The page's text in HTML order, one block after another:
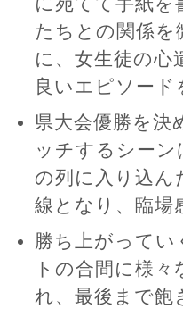
たちとの関係を
に、女生徒の心
良いエピソード
県大会優勝を決
ッチするシー
の列に入り込ん
線となり、臨場
勝ち上がってい
トの合間に様
れ、最後まで飽